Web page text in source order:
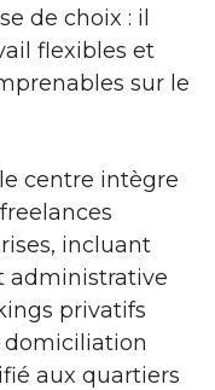
de choix : il
flexibles et
sur le
centre intègre
incluant
administrative
privatifs
domiciliation
aux quartiers